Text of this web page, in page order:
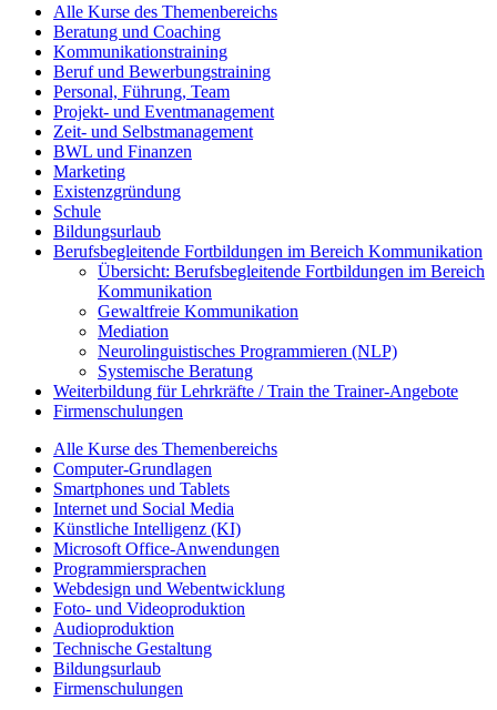
Alle Kurse des Themenbereichs
Beratung und Coaching
Kommunikationstraining
Beruf und Bewerbungstraining
Personal, Führung, Team
Projekt- und Eventmanagement
Zeit- und Selbstmanagement
BWL und Finanzen
Marketing
Existenzgründung
Schule
Bildungsurlaub
Berufsbegleitende Fortbildungen im Bereich Kommunikation
Übersicht: Berufsbegleitende Fortbildungen im Bereich
Kommunikation
Gewaltfreie Kommunikation
Mediation
Neurolinguistisches Programmieren (NLP)
Systemische Beratung
Weiterbildung für Lehrkräfte / Train the Trainer-Angebote
Firmenschulungen
Alle Kurse des Themenbereichs
Computer-Grundlagen
Smartphones und Tablets
Internet und Social Media
Künstliche Intelligenz (KI)
Microsoft Office-Anwendungen
Programmiersprachen
Webdesign und Webentwicklung
Foto- und Videoproduktion
Audioproduktion
Technische Gestaltung
Bildungsurlaub
Firmenschulungen